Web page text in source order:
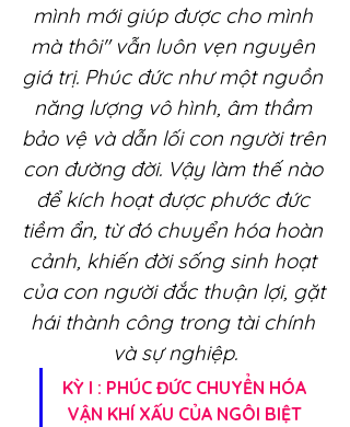
mình mới giúp được cho mình
mà thôi" vẫn luôn vẹn nguyên
giá trị. Phúc đức như một nguồn
năng lượng vô hình, âm thầm
bảo vệ và dẫn lối con người trên
con đường đời. Vậy làm thế nào
để kích hoạt được phước đức
tiềm ẩn, từ đó chuyển hóa hoàn
cảnh, khiến đời sống sinh hoạt
của con người đắc thuận lợi, gặt
hái thành công trong tài chính
và sự nghiệp.
KỲ I : PHÚC ĐỨC CHUYỂN HÓA
VẬN KHÍ XẤU CỦA NGÔI BIỆT